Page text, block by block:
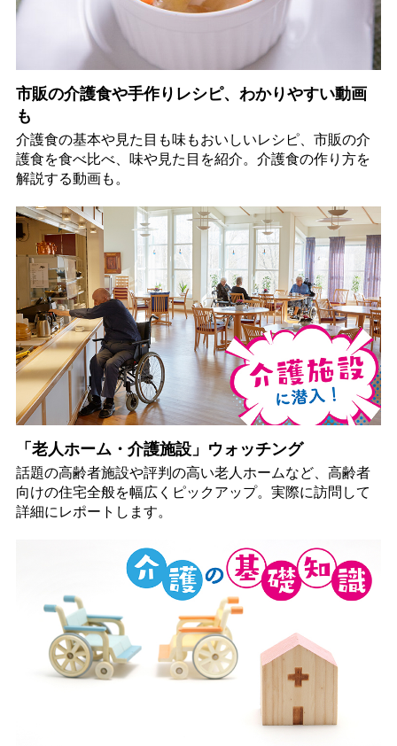
市販の介護食や手作りレシピ、わかりやすい動画
も
介護食の基本や見た目も味もおいしいレシピ、市販の介
護食を食べ比べ、味や見た目を紹介。介護食の作り方を
解説する動画も。
「老人ホーム・介護施設」ウォッチング
話題の高齢者施設や評判の高い老人ホームなど、高齢者
向けの住宅全般を幅広くピックアップ。実際に訪問して
詳細にレポートします。